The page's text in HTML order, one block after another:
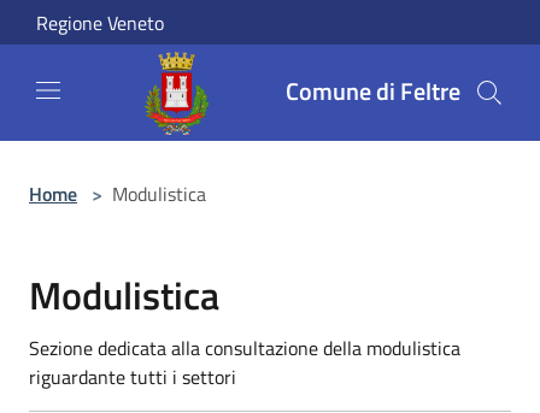
Salta al contenuto principale
Regione Veneto
Comune di Feltre
Home > Modulistica
Modulistica
Sezione dedicata alla consultazione della modulistica
riguardante tutti i settori